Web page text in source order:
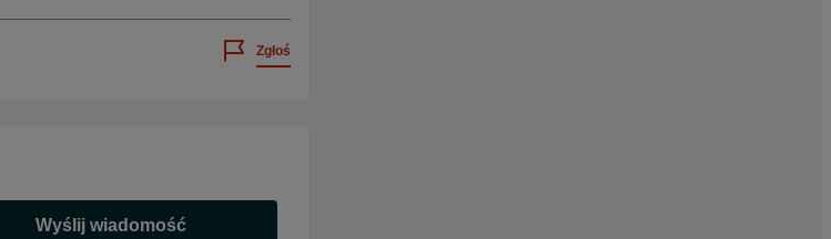
Zgłoś
Wyślij wiadomość